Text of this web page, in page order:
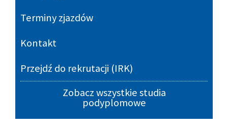
Terminy zjazdów
Kontakt
Przejdź do rekrutacji (IRK)
Zobacz wszystkie studia
podyplomowe